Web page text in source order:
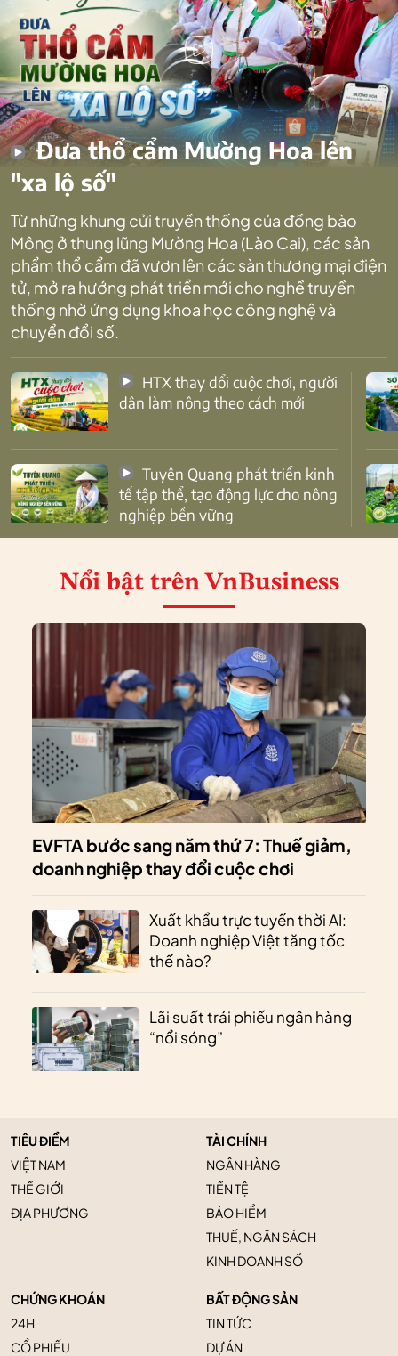
Đưa thổ cẩm Mường Hoa lên
"xa lộ số"
Từ những khung cửi truyền thống của đồng bào
Mông ở thung lũng Mường Hoa (Lào Cai), các sản
phẩm thổ cẩm đã vươn lên các sàn thương mại điện
tử, mở ra hướng phát triển mới cho nghề truyền
thống nhờ ứng dụng khoa học công nghệ và
chuyển đổi số.
dân làm nông theo cách mới
tế tập thể, tạo động lực cho nông
nghiệp bền vững
Nổi bật trên VnBusiness
EVFTA bước sang năm thứ 7: Thuế giảm,
doanh nghiệp thay đổi cuộc chơi
Xuất khẩu trực tuyến thời AI:
Doanh nghiệp Việt tăng tốc
thế nào?
Lãi suất trái phiếu ngân hàng
“nổi sóng”
TIÊU ĐIỂM
VIỆT NAM
THẾ GIỚI
ĐỊA PHƯƠNG
TÀI CHÍNH
NGÂN HÀNG
TIỀN TỆ
BẢO HIỂM
THUẾ, NGÂN SÁCH
KINH DOANH SỐ
CHỨNG KHOÁN
24H
CỔ PHIẾU
BẤT ĐỘNG SẢN
TIN TỨC
DỰ ÁN